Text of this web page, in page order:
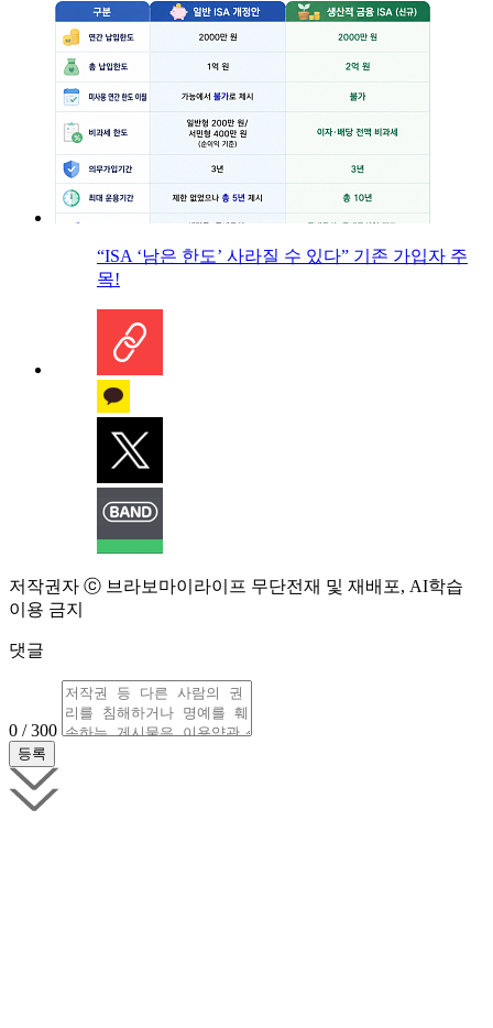
“ISA ‘남은 한도’ 사라질 수 있다” 기존 가입자 주
목!
저작권자 ⓒ 브라보마이라이프 무단전재 및 재배포, AI학습
이용 금지
댓글
0 / 300